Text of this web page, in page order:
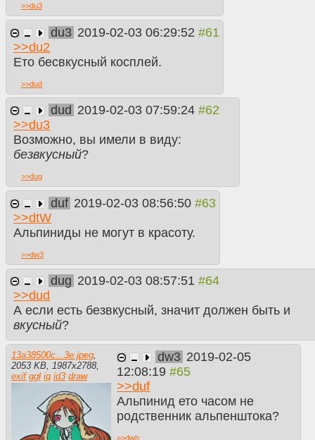
>>du3
du3 2019-02-03 06:29:52
>>du2
Ето бесвкусный косплей.
>>dud
dud 2019-02-03 07:59:24
>>du3
Возможно, вы имели в виду:
безвкусный?
>>dug
duf 2019-02-03 08:56:50
>>dtW
Альпиниды не могут в красоту.
>>dw3
dug 2019-02-03 08:57:51
>>dud
А если есть безвкусный, значит должен быть и
вкусный?
13a38500c...3e.jpeg,
2053 KB, 1987x2788,
exif ggl iq id3 draw
dw3 2019-02-05
12:08:19
>>duf
Альпинид ето часом не
родственник альпенштока?
>>dwh